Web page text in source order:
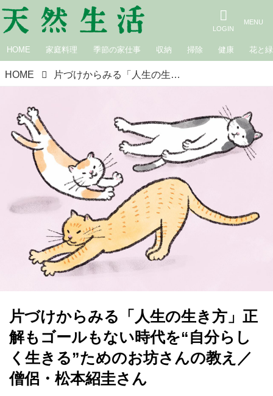
HOME 家庭料理 季節の家仕事 収納 掃除 健康 花と緑
HOME 片づけからみる「人生の生き方」正解もゴールもない時代を“自分らしく生きる”ためのお坊さんの教え／僧侶・松本紹圭さん
片づけからみる「人生の生き方」正
解もゴールもない時代を“自分らし
く生きる”ためのお坊さんの教え／
僧侶・松本紹圭さん